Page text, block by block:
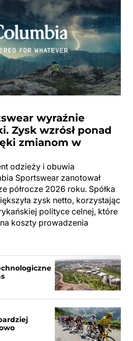
wyraźnie
Zysk wzrósł ponad
zmianom w
odzieży i obuwia
Sportswear zanotował
półrocze 2026 roku. Spółka
zysk netto, korzystając
polityce celnej, które
koszty prowadzenia